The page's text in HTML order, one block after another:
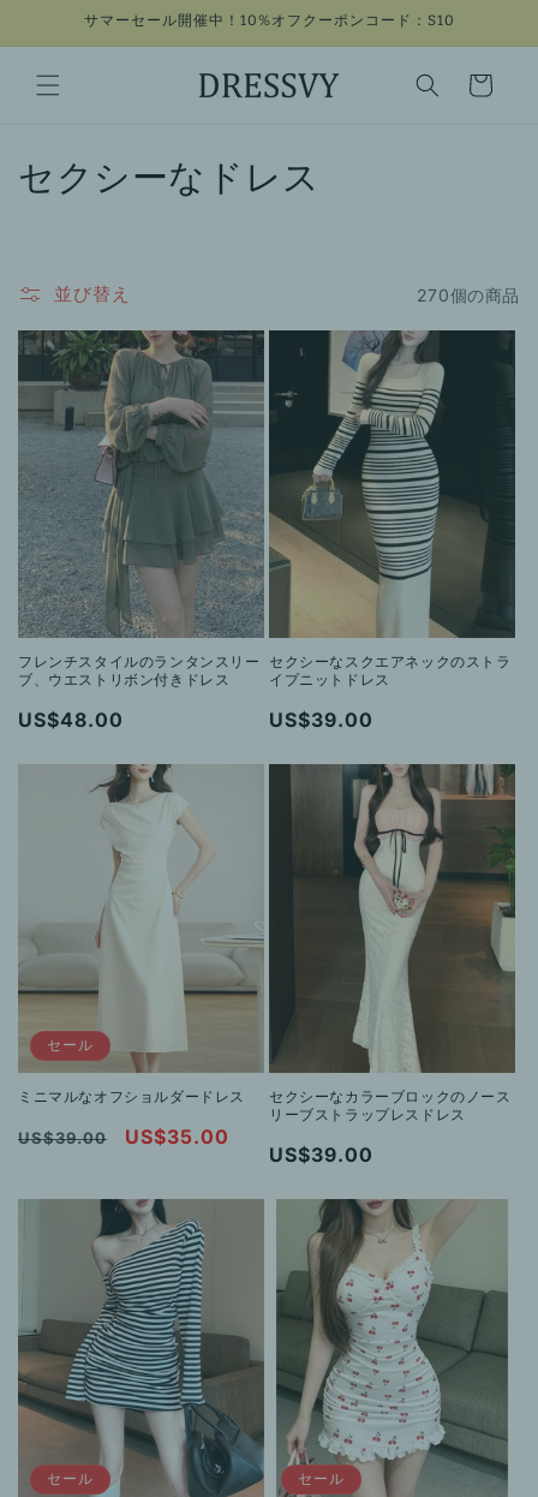
コンテンサマーセール開催中！10%オフクーポンコード：S10
ー
コ
ョ
ン
:
セクシーなドレス
並び替え 270個の商品
フレンチスタイルのランタンスリー
ブ、ウエストリボン付きドレス
通
US$48.00
セクシーなスクエアネックのストラ
イプニットドレス
通
US$39.00
セール
ミニマルなオフショルダードレス
通
価
US$39.00
セ
ル
価
格
US$35.00
セクシーなカラーブロックのノース
リーブストラップレスドレス
通
US$39.00
セール セール